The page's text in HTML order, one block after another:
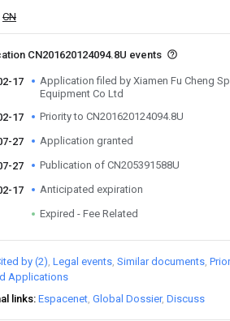
CN
CN201620124094.8U events
17
Application filed by Xiamen Fu Cheng
Equipment Co Ltd
17
Priority to CN201620124094.8U
27 Application granted
27 Publication of CN205391588U
17 Anticipated expiration
Expired - Fee Related
by (2) Legal events Similar documents
Applications
links Espacenet Global Dossier Discuss